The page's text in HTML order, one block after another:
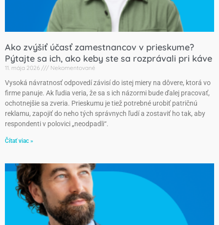
Ako zvýšiť účasť zamestnancov v prieskume?
Pýtajte sa ich, ako keby ste sa rozprávali pri káve
11. mája 2026 Nekomentované
Vysoká návratnosť odpovedí závisí do istej miery na dôvere, ktorá vo
firme panuje. Ak ľudia veria, že sa s ich názormi bude ďalej pracovať,
ochotnejšie sa zveria. Prieskumu je tiež potrebné urobiť patričnú
reklamu, zapojiť do neho tých správnych ľudí a zostaviť ho tak, aby
respondenti v polovici „neodpadli“.
Čítať viac »